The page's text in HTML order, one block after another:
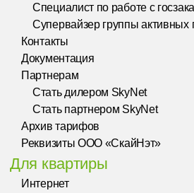
Специалист по работе с
Супервайзер группы активных
Контакты
Документация
Партнерам
Стать дилером SkyNet
Стать партнером SkyNet
Архив тарифов
Реквизиты ООО «СкайНэт»
Для квартиры
Интернет